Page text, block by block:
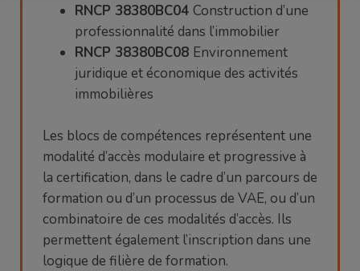
RNCP 38380BC04 Construction d’une
professionnalité dans l’immobilier
RNCP 38380BC08 Environnement
juridique et économique des activités
immobilières
Les blocs de compétences représentent une
modalité d’accès modulaire et progressive à
la certification, dans le cadre d’un parcours de
formation ou d’un processus de VAE, ou d’un
combinatoire de ces modalités d’accès. Ils
permettent également l’inscription dans une
logique de filière de formation.